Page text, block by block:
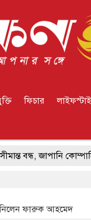
ফিচার
জাপানি কোম্পানির
নিলেন ফারুক আহমেদ